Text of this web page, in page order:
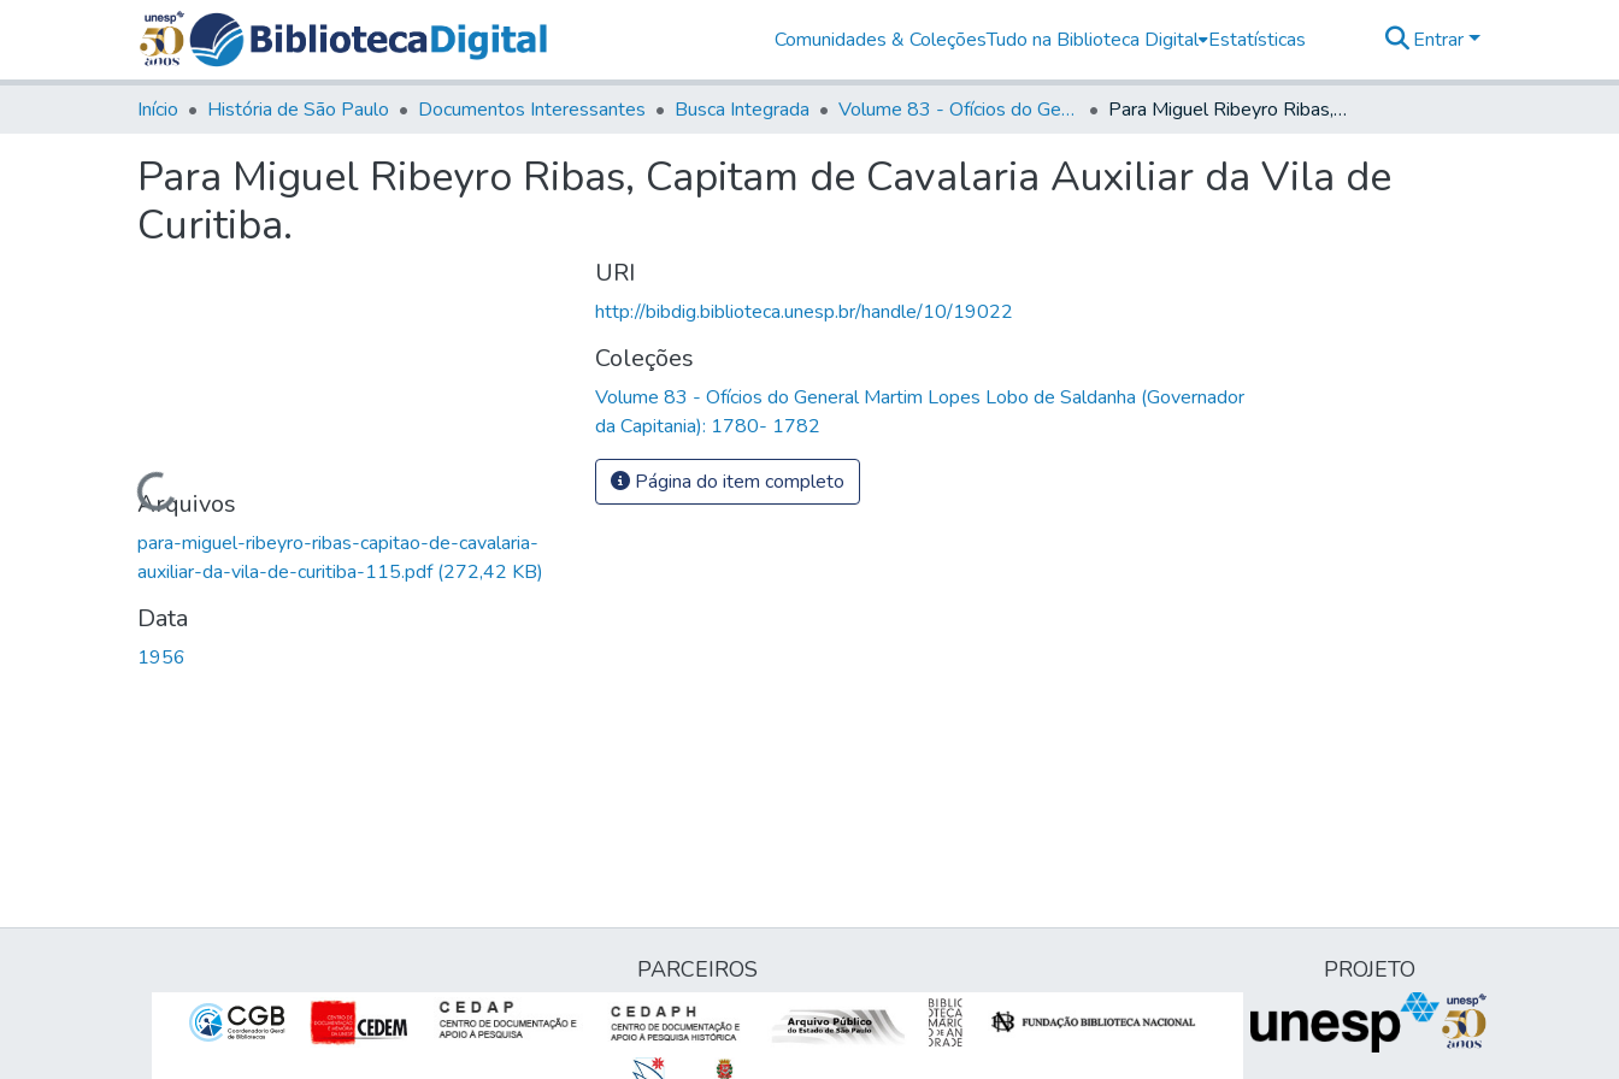
Comunidades & ColeçõesTudo na Biblioteca Digital Estatísticas Entrar
Início História de São Paulo Documentos Interessantes Busca Integrada Volume 83 - Ofícios do General Martim Lopes Lobo de Saldanha (Governador da Capitania): 1780- 1782 Para Miguel Ribeyro Ribas, Capitam de Cavalaria Auxiliar da Vila de Curitiba.
Para Miguel Ribeyro Ribas, Capitam de Cavalaria Auxiliar da Vila de
Curitiba.
Carregando...
Arquivos
para-miguel-ribeyro-ribas-capitao-de-cavalaria-
auxiliar-da-vila-de-curitiba-115.pdf(272,42 KB)
Data
1956
URI
http://bibdig.biblioteca.unesp.br/handle/10/19022
Coleções
Volume 83 - Ofícios do General Martim Lopes Lobo de Saldanha (Governador
da Capitania): 1780- 1782
Página do item completo
PARCEIROS PROJETO